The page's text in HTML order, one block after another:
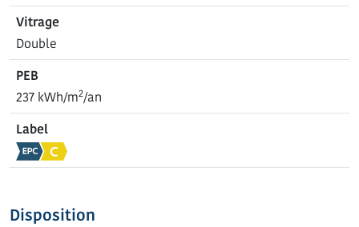
Vitrage
Double
PEB
237 kWh/m2/an
Label
Disposition